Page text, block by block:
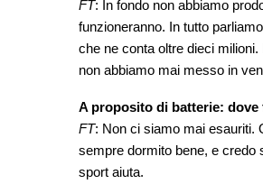
FT: In fondo non abbiamo
funzioneranno. In tutto
che ne conta oltre dieci
non abbiamo mai messo in
A proposito di batterie:
FT: Non ci siamo mai esauriti.
sempre dormito bene, e credo
sport aiuta.